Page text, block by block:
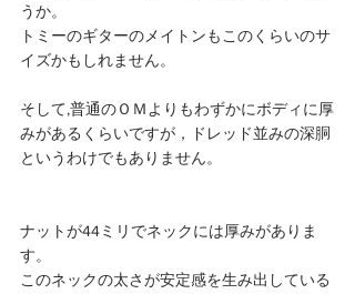
うか。
トミーのギターのメイトンもこのくらいのサ
イズかもしれません。
そして,普通のＯＭよりもわずかにボディに厚
みがあるくらいですが，ドレッド並みの深胴
というわけでもありません。
ナットが44ミリでネックには厚みがありま
す。
このネックの太さが安定感を生み出している